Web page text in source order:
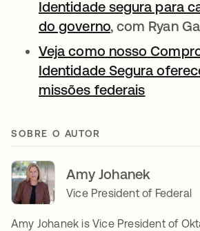
Identidade segura para
do governoabre em uma
, com Ryan
Veja como nosso
Identidade Segura
missões federais
SOBRE O AUTOR
Amy Johanek
Vice President of Federal
Amy Johanek is Vice President of